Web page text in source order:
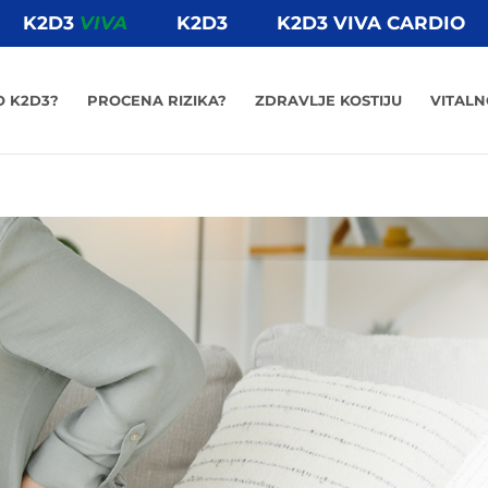
K2D3 VIVA K2D3 K2D3 VIVA CARDIO
K2D3? PROCENA RIZIKA? ZDRAVLJE KOSTIJU